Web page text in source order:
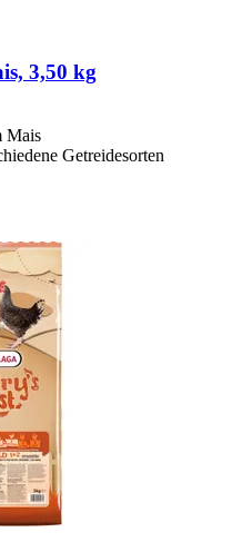
3,50 kg
Mais
Getreidesorten